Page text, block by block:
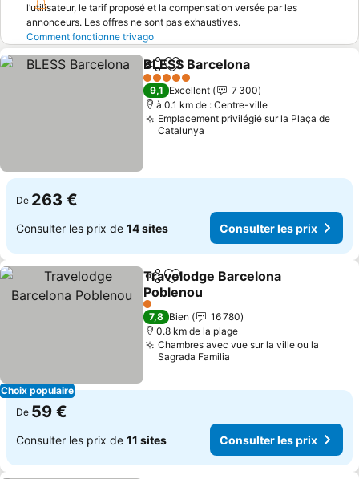
l’utilisateur, le tarif proposé et la compensation versée par les
annonceurs. Les offres ne sont pas exhaustives.
Comment fonctionne trivago
PartagerAjouter à mes favoris
BLESS Barcelona
5 Étoiles
9,1 Excellent
7 300
à 0.1 km de : Centre-ville
Emplacement privilégié sur la Plaça de
Catalunya
De 263 €
Consulter les prix de 14 sites Consulter les prix
Choix populaire
PartagerAjouter à mes favoris
Travelodge Barcelona
Poblenou
1 Étoiles
7,8 Bien
16 780
0.8 km de la plage
Chambres avec vue sur la ville ou la
Sagrada Familia
De 59 €
Consulter les prix de 11 sites Consulter les prix